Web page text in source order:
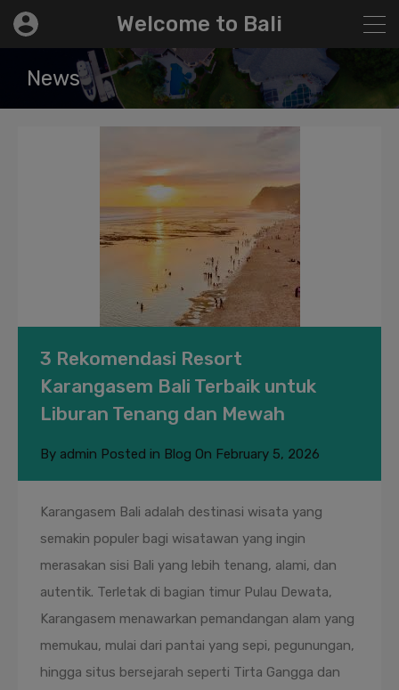
Welcome to Bali
News
3 Rekomendasi Resort
Karangasem Bali Terbaik untuk
Liburan Tenang dan Mewah
By admin Posted in Blog On February 5, 2026
Karangasem Bali adalah destinasi wisata yang
semakin populer bagi wisatawan yang ingin
merasakan sisi Bali yang lebih tenang, alami, dan
autentik. Terletak di bagian timur Pulau Dewata,
Karangasem menawarkan pemandangan alam yang
memukau, mulai dari pantai yang sepi, pegunungan,
hingga situs bersejarah seperti Tirta Gangga dan